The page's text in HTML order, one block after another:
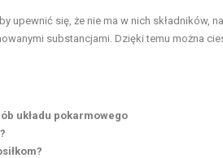
upewnić się, że nie ma w nich składników,
substancjami. Dzięki temu można
układu pokarmowego